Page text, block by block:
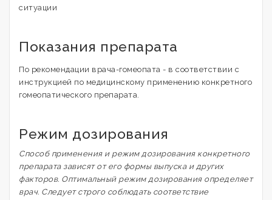
ситуации
Показания препарата
По рекомендации врача-гомеопата - в соответствии с
инструкцией по медицинскому применению конкретного
гомеопатического препарата.
Режим дозирования
Способ применения и режим дозирования конкретного
препарата зависят от его формы выпуска и других
факторов. Оптимальный режим дозирования определяет
врач. Следует строго соблюдать соответствие